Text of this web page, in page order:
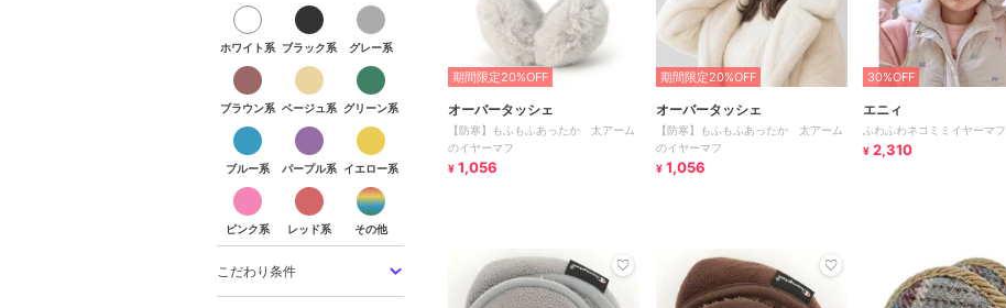
ホワイト系
ホワイト系
ブラック系
ブラック系
グレー系
グレー系
ブラウン系
ブラウン系
ベージュ系
ベージュ系
グリーン系
グリーン系
ブルー系
ブルー系
パープル系
パープル系
イエロー系
イエロー系
ピンク系
ピンク系
レッド系
レッド系
その他
その他
こだわり条件
期間限定20%OFF
オーバータッシェ
【防寒】もふもふあったか 太アーム
のイヤーマフ
¥ 1,056
期間限定20%OFF
オーバータッシェ
【防寒】もふもふあったか 太アーム
のイヤーマフ
¥ 1,056
30%OFF
エニィ
ふわふわネコミミイヤーマフ
¥ 2,310